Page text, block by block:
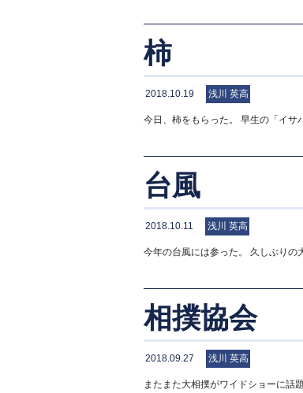
柿
2018.10.19 浅川 英高
今日、柿をもらった。 早生の「イサ
台風
2018.10.11 浅川 英高
今年の台風には参った。 久しぶりの
相撲協会
2018.09.27 浅川 英高
またまた大相撲がワイドショーに話